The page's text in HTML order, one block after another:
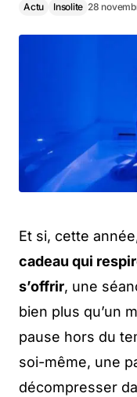
Actu Insolite 28
Et si, cette
cadeau qui
s’offrir, une
bien plus qu’un
pause hors du
soi-même, une
décompresser